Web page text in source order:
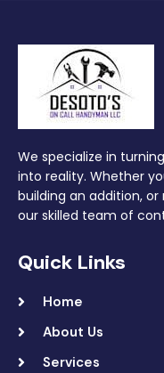
We specialize in
into reality. Whether
building an addition,
our skilled team of
Quick Links
Home
About Us
Services